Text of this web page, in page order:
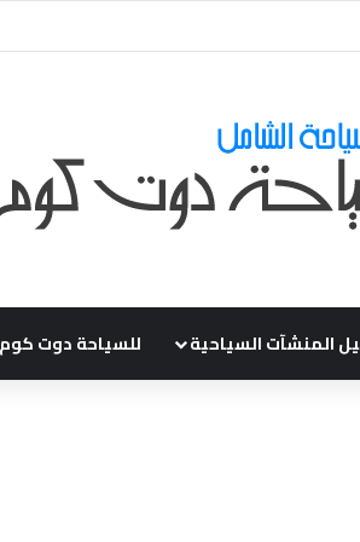
لو عندك سؤال او استفسار ماتدرددش فى طلب
المنشآت السياحية للسياحة دوت كوم